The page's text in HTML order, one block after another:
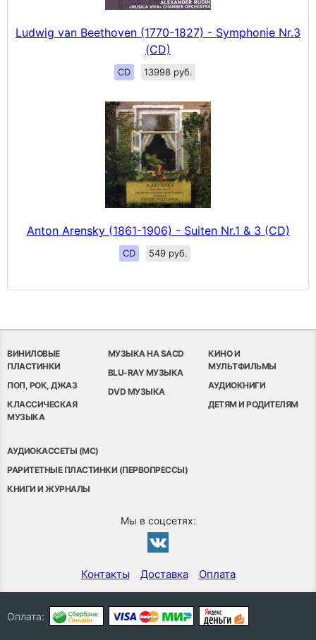
Ludwig van Beethoven (1770-1827) - Symphonie Nr.3
(CD)
CD 13998 руб.
Anton Arensky (1861-1906) - Suiten Nr.1 & 3 (CD)
CD 549 руб.
ВИНИЛОВЫЕ
ПЛАСТИНКИ
ПОП, РОК, ДЖАЗ
КЛАССИЧЕСКАЯ
МУЗЫКА
МУЗЫКА НА SACD
BLU-RAY МУЗЫКА
DVD МУЗЫКА
КИНО И
МУЛЬТФИЛЬМЫ
АУДИОКНИГИ
ДЕТЯМ И РОДИТЕЛЯМ
АУДИОКАССЕТЫ (MC)
РАРИТЕТНЫЕ ПЛАСТИНКИ (ПЕРВОПРЕССЫ)
КНИГИ И ЖУРНАЛЫ
Мы в соцсетях:
Контакты Доставка Оплата
Оплата: